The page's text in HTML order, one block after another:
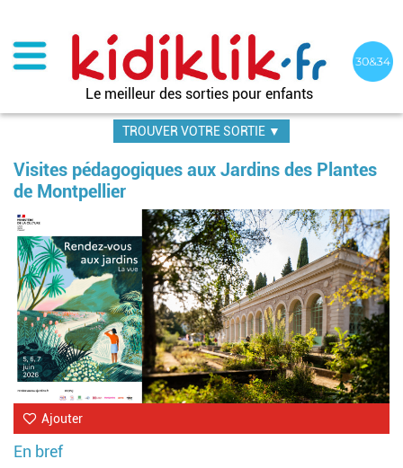
contenu
principal
Le meilleur des sorties pour enfants
TROUVER VOTRE SORTIE ▼
Visites pédagogiques aux Jardins des Plantes
de Montpellier
Ajouter